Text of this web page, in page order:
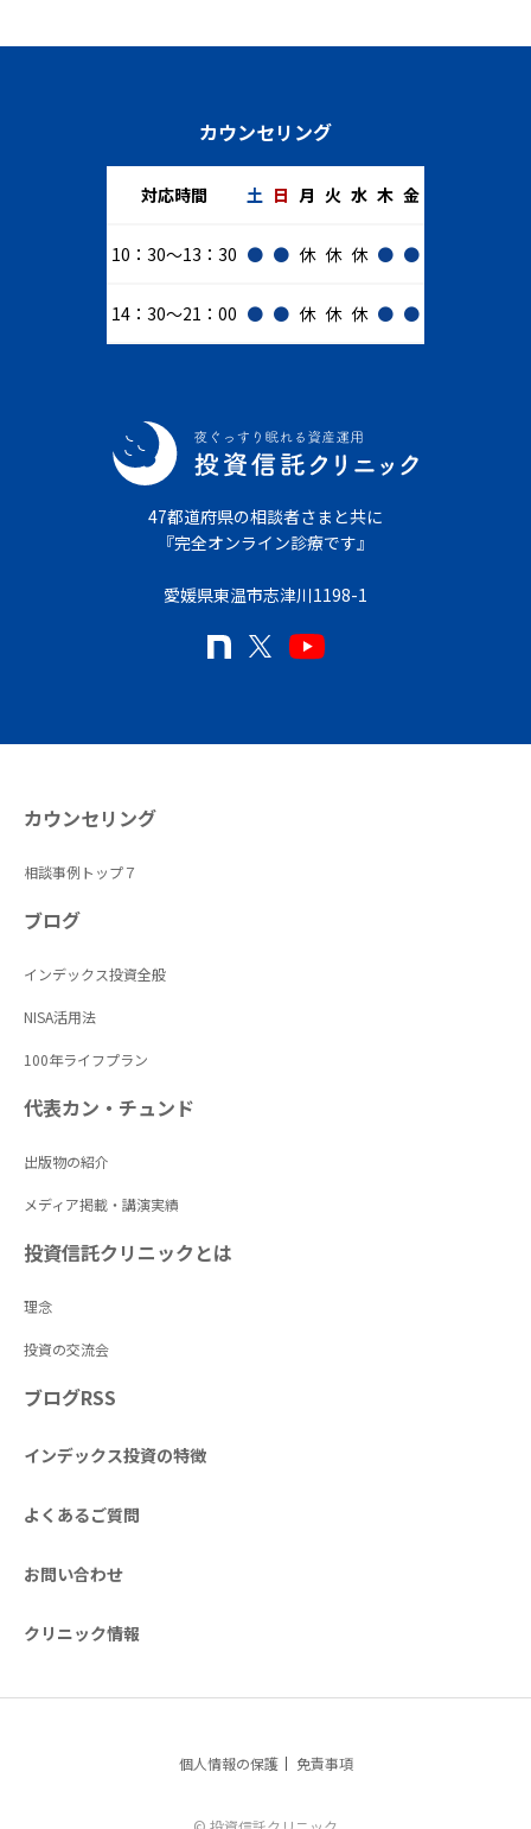
カウンセリング
対応時間 土 日 月 火 水 木 金
10：30～13：30 ● ● 休 休 休 ● ●
14：30～21：00 ● ● 休 休 休 ● ●
47都道府県の相談者さまと共に
『完全オンライン診療です』
愛媛県東温市志津川1198-1
カウンセリング
相談事例トップ７
ブログ
インデックス投資全般
NISA活用法
100年ライフプラン
代表カン・チュンド
出版物の紹介
メディア掲載・講演実績
投資信託クリニックとは
理念
投資の交流会
ブログRSS
インデックス投資の特徴
よくあるご質問
お問い合わせ
クリニック情報
個人情報の保護 免責事項